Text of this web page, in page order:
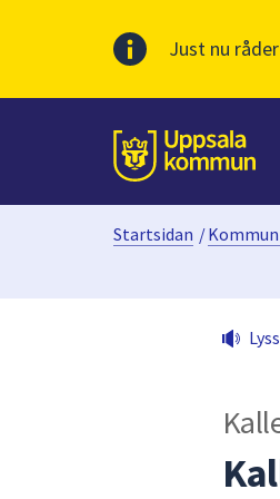
Just nu
Till sidans
huvudinnehåll
Startsidan /